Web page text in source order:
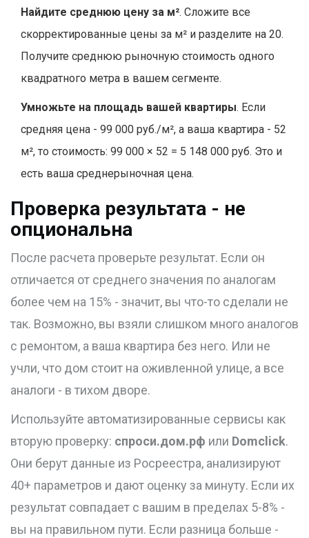
Найдите среднюю цену за м². Сложите все
скорректированные цены за м² и разделите на 20.
Получите среднюю рыночную стоимость одного
квадратного метра в вашем сегменте.
Умножьте на площадь вашей квартиры. Если
средняя цена - 99 000 руб./м², а ваша квартира - 52
м², то стоимость: 99 000 × 52 = 5 148 000 руб. Это и
есть ваша среднерыночная цена.
Проверка результата - не
опциональна
После расчета проверьте результат. Если он
отличается от среднего значения по аналогам
более чем на 15% - значит, вы что-то сделали не
так. Возможно, вы взяли слишком много аналогов
с ремонтом, а ваша квартира без него. Или не
учли, что дом стоит на оживленной улице, а все
аналоги - в тихом дворе.
Используйте автоматизированные сервисы как
вторую проверку: спроси.дом.рф или Domclick.
Они берут данные из Росреестра, анализируют
40+ параметров и дают оценку за минуту. Если их
результат совпадает с вашим в пределах 5-8% -
вы на правильном пути. Если разница больше -